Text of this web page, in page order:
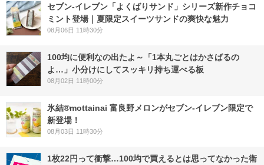
セブン‐イレブン「よくばりサンド」シリーズ新作チョコ
ミント登場｜夏限定スイーツサンドの爽快な魅力
08月06日 11時30分
100均に便利なの出たよ～「1本丸ごとはかさばるの
よ…」小分けにしてスッキリ持ち運べる板
08月02日 11時00分
氷結®mottainai 富良野メロンがセブン‐イレブン限定で
新登場！
08月03日 11時30分
1枚22円って衝撃…100均で買えるとは思ってなかった衛